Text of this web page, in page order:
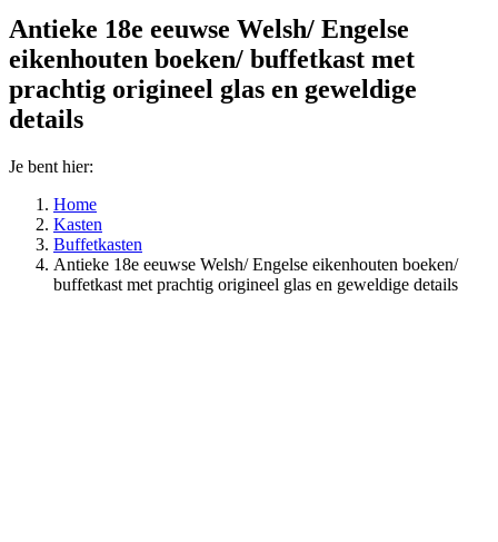
Antieke 18e eeuwse Welsh/ Engelse
eikenhouten boeken/ buffetkast met
prachtig origineel glas en geweldige
details
Je bent hier:
Home
Kasten
Buffetkasten
Antieke 18e eeuwse Welsh/ Engelse eikenhouten boeken/
buffetkast met prachtig origineel glas en geweldige details